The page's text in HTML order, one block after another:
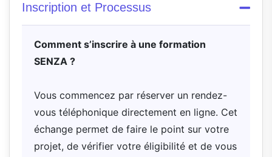
Inscription et Processus
Comment s’inscrire à une formation
SENZA ?
Vous commencez par réserver un rendez-
vous téléphonique directement en ligne. Cet
échange permet de faire le point sur votre
projet, de vérifier votre éligibilité et de vous